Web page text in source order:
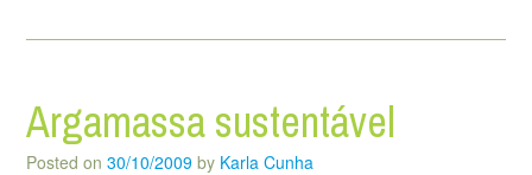
Argamassa sustentável
Posted on 30/10/2009 by Karla Cunha